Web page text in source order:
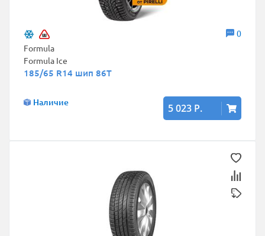
0
Formula
Formula Ice
185/65 R14 шип 86T
Наличие 5 023 Р.